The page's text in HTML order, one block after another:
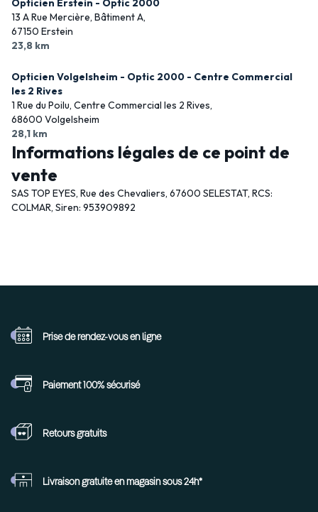
Opticien Erstein - Optic 2000
13 A Rue Mercière, Bâtiment A,
67150 Erstein
23,8 km
Opticien Volgelsheim - Optic 2000 - Centre Commercial
les 2 Rives
1 Rue du Poilu, Centre Commercial les 2 Rives,
68600 Volgelsheim
28,1 km
Informations légales de ce point de
vente
SAS TOP EYES, Rue des Chevaliers, 67600 SELESTAT, RCS:
COLMAR, Siren: 953909892
Prise de rendez-vous en ligne
Paiement 100%sécurisé
Retoursgratuits
Livraison gratuite en magasin sous 24h*